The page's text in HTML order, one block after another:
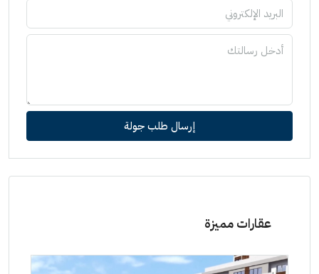
إرسال طلب جولة
عقارات مميزة